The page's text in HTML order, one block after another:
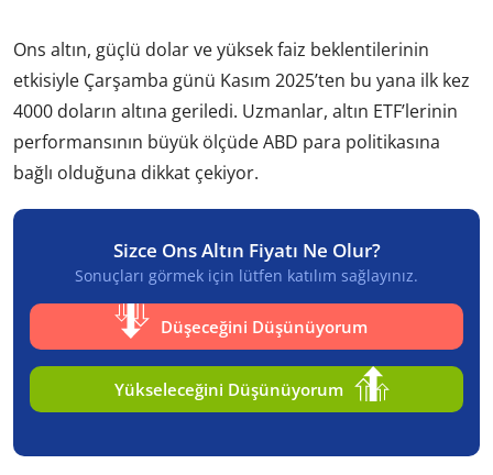
Ons altın, güçlü dolar ve yüksek faiz beklentilerinin
etkisiyle Çarşamba günü Kasım 2025’ten bu yana ilk kez
4000 doların altına geriledi. Uzmanlar, altın ETF’lerinin
performansının büyük ölçüde ABD para politikasına
bağlı olduğuna dikkat çekiyor.
Sizce Ons Altın Fiyatı Ne Olur?
Sonuçları görmek için lütfen katılım sağlayınız.
Düşeceğini Düşünüyorum
Yükseleceğini Düşünüyorum